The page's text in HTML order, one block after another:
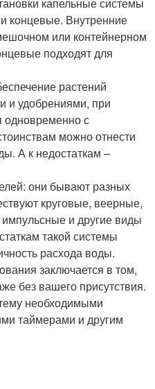
концевые. Внутренние
или контейнерном
подходят для
растений
и удобрениями, при
одновременно с
можно отнести
А к недостаткам –
они бывают разных
круговые, веерные,
и другие виды
такой системы
расхода воды.
заключается в том,
без вашего присутствия.
необходимыми
таймерами и другим